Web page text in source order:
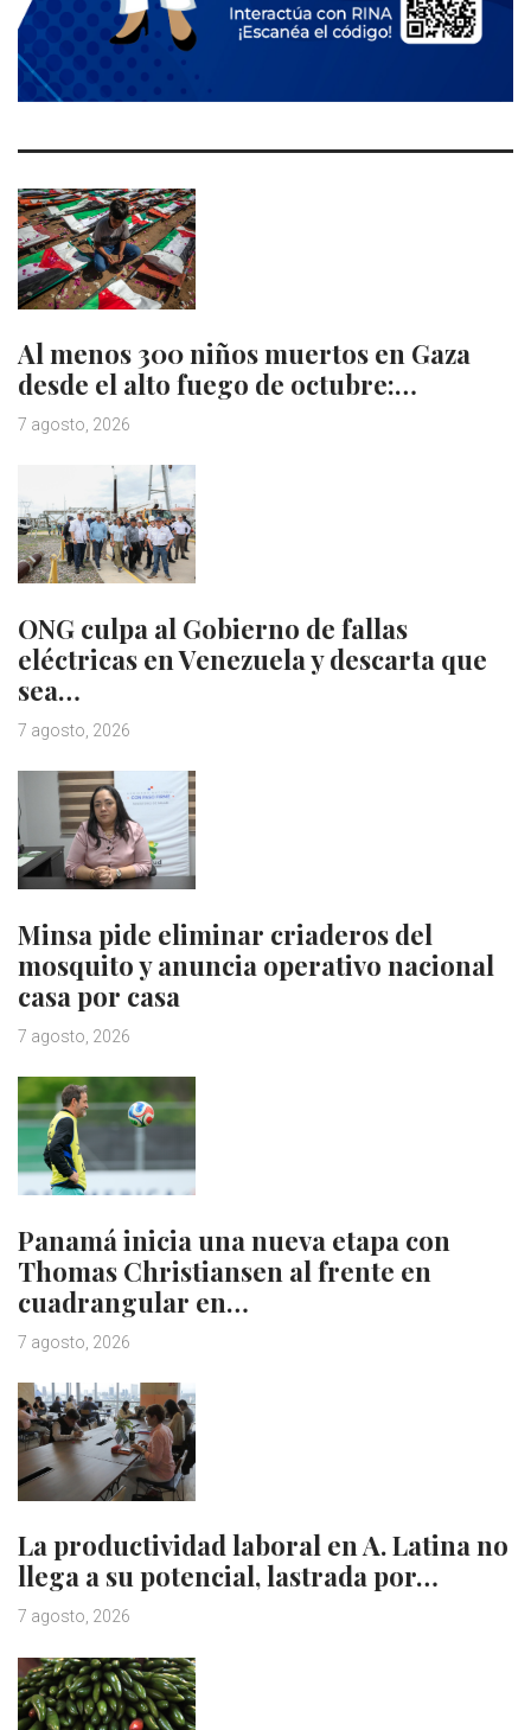
Al menos 300 niños muertos en Gaza
desde el alto fuego de octubre:…
7 agosto, 2026
ONG culpa al Gobierno de fallas
eléctricas en Venezuela y descarta que
sea…
7 agosto, 2026
Minsa pide eliminar criaderos del
mosquito y anuncia operativo nacional
casa por casa
7 agosto, 2026
Panamá inicia una nueva etapa con
Thomas Christiansen al frente en
cuadrangular en…
7 agosto, 2026
La productividad laboral en A. Latina no
llega a su potencial, lastrada por…
7 agosto, 2026